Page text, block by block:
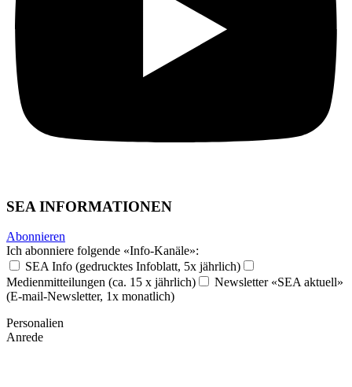
SEA INFORMATIONEN
Abonnieren
Ich abonniere folgende «Info-Kanäle»:
SEA Info (gedrucktes Infoblatt, 5x jährlich)
Medienmitteilungen (ca. 15 x jährlich)
Newsletter «SEA aktuell»
(E-mail-Newsletter, 1x monatlich)
Personalien
Anrede